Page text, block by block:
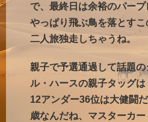
で、最終日は余裕のパー
やっぱり飛ぶ鳥を落とす
二人旅独走しちゃうね。
親子で予選通過して話題
ル・ハースの親子タッグ
12アンダー36位は大健闘
歳なんだね、マスターカ